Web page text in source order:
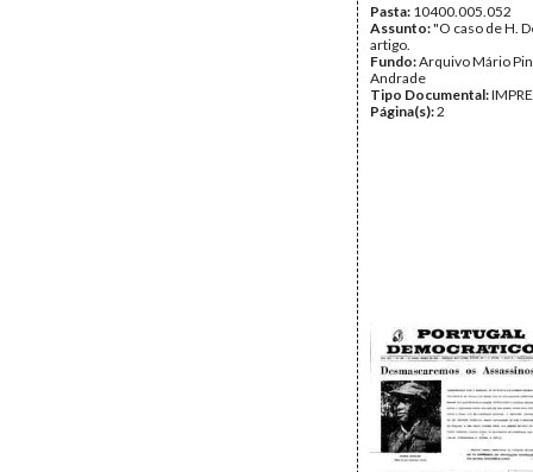
Pasta: 10400.005.052
Assunto:"O caso de H.
artigo.
Fundo:Arquivo Mário
Andrade
Tipo Documental:
Página(s):2